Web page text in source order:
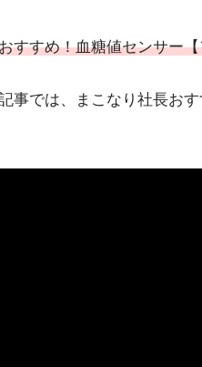
すすめ！血糖値センサー
事では、まこなり社長お